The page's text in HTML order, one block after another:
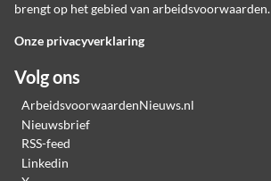
brengt op het gebied van arbeidsvoorwaarden.
Onze privacyverklaring
Volg ons
ArbeidsvoorwaardenNieuws.nl
Nieuwsbrief
RSS-feed
Linkedin